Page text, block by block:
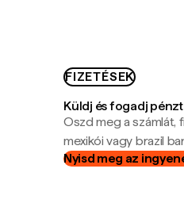
FIZETÉSEK
Küldj és fogadj
Oszd meg a számlát,
mexikói vagy brazil
Nyisd meg az